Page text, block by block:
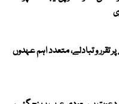
تقرر و تبادلے، متعدد اہم عہدوں